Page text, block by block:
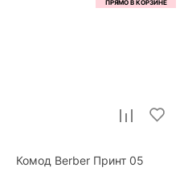
Комод Berber Принт 05